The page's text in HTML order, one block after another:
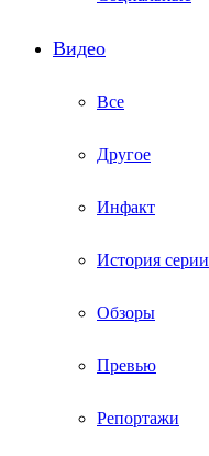
Видео
Все
Другое
Инфакт
История серии
Обзоры
Превью
Репортажи